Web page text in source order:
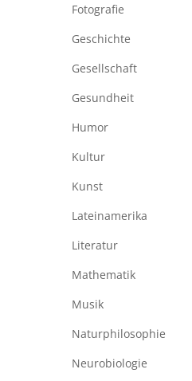
Fotografie
Geschichte
Gesellschaft
Gesundheit
Humor
Kultur
Kunst
Lateinamerika
Literatur
Mathematik
Musik
Naturphilosophie
Neurobiologie